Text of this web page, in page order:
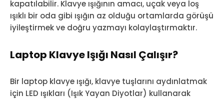
kapatılabilir. Klavye ışığının amacı, uçak veya loş
ışıklı bir oda gibi ışığın az olduğu ortamlarda görüşü
iyileştirmek ve doğru yazmayı kolaylaştırmaktır.
Laptop Klavye Işığı Nasıl Çalışır?
Bir laptop klavye ışığı, klavye tuşlarını aydınlatmak
için LED ışıkları (Işık Yayan Diyotlar) kullanarak